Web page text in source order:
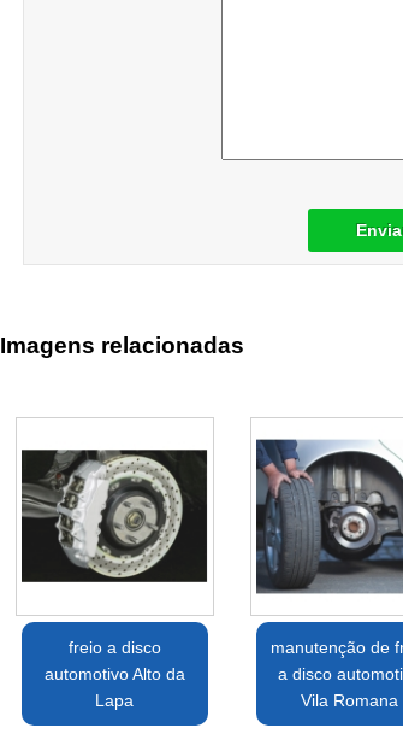
Imagens relacionadas
freio a disco
automotivo Alto da
Lapa
manutenção de
a disco
Vila Romana